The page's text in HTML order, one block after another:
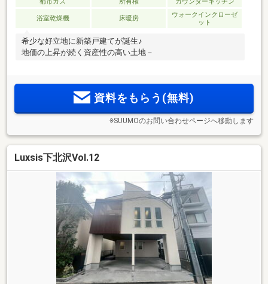
浴室乾燥機 床暖房
ウォークインクローゼ
ット
希少な好立地に新築戸建てが誕生♪
地価の上昇が続く資産性の高い土地－
資料をもらう(無料)
※SUUMOのお問い合わせページへ移動します
Luxsis下北沢Vol.12